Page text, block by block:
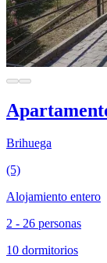
Brihuega
(5)
Alojamiento entero
2 - 26 personas
10 dormitorios